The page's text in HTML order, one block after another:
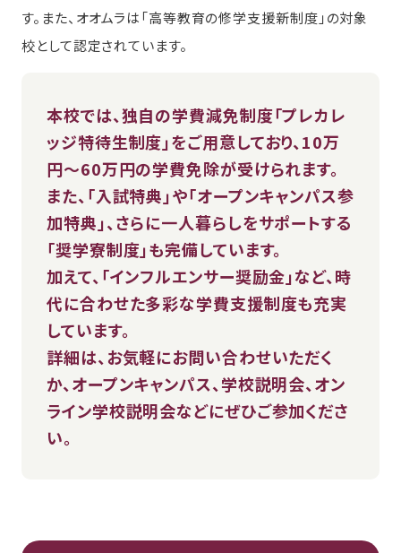
す。また、オオムラは「高等教育の修学支援新制度」の対象
校として認定されています。
本校では、独自の学費減免制度「プレカレ
ッジ特待生制度」をご用意しており、10万
円～60万円の学費免除が受けられます。
また、「入試特典」や「オープンキャンパス参
加特典」、さらに一人暮らしをサポートする
「奨学寮制度」も完備しています。
加えて、「インフルエンサー奨励金」など、時
代に合わせた多彩な学費支援制度も充実
しています。
詳細は、お気軽にお問い合わせいただく
か、オープンキャンパス、学校説明会、オン
ライン学校説明会などにぜひご参加くださ
い。